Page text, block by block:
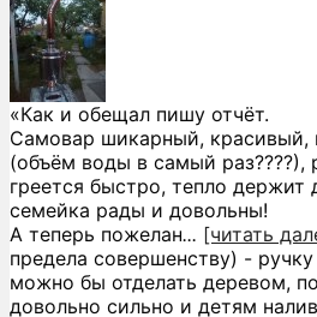
«Как и обещал пишу отчёт.
Самовар шикарный, красивый,
(объём воды в самый раз????),
греется быстро, тепло держит
семейка рады и довольны!
А теперь пожелан... [читать
предела совершенству) -
можно бы отделать деревом,
довольно сильно и детям